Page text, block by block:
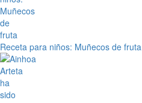
Receta para niños: Muñecos de fruta